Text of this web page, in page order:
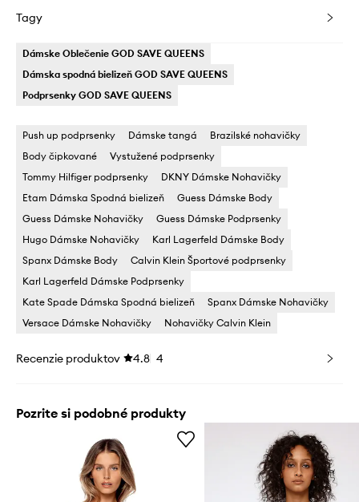
Tagy
Dámske Oblečenie GOD SAVE QUEENS
Dámska spodná bielizeň GOD SAVE QUEENS
Podprsenky GOD SAVE QUEENS
Push up podprsenky Dámske tangá
Brazilské nohavičky
Body čipkované
Vystužené podprsenky
Tommy Hilfiger podprsenky
DKNY Dámske Nohavičky
Etam Dámska Spodná bielizeň
Guess Dámske Body
Guess Dámske Nohavičky
Guess Dámske Podprsenky
Hugo Dámske Nohavičky
Karl Lagerfeld Dámske Body
Spanx Dámske Body
Calvin Klein Športové podprsenky
Karl Lagerfeld Dámske Podprsenky
Kate Spade Dámska Spodná bielizeň
Spanx Dámske Nohavičky
Versace Dámske Nohavičky
Nohavičky Calvin Klein
Recenzie produktov 4.8 4
Pozrite si podobné produkty